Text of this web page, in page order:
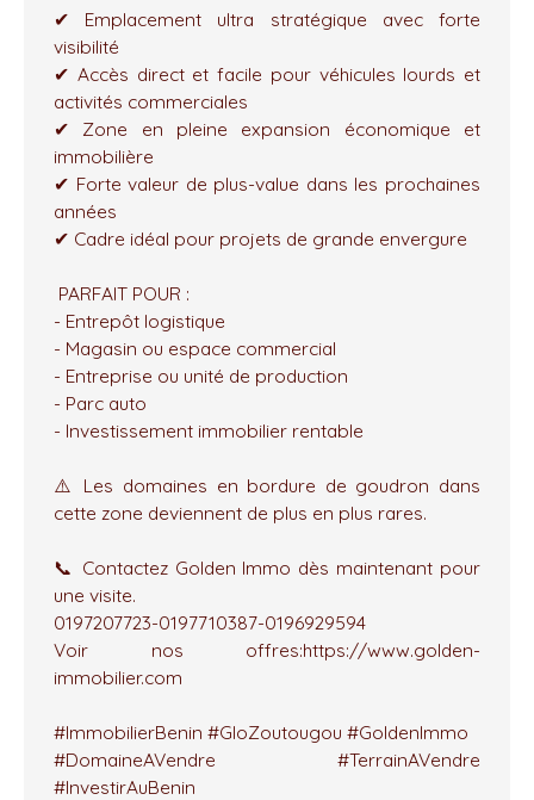
✔ Emplacement ultra stratégique avec forte
visibilité
✔ Accès direct et facile pour véhicules lourds et
activités commerciales
✔ Zone en pleine expansion économique et
immobilière
✔ Forte valeur de plus-value dans les prochaines
années
✔ Cadre idéal pour projets de grande envergure
PARFAIT POUR :
- Entrepôt logistique
- Magasin ou espace commercial
- Entreprise ou unité de production
- Parc auto
- Investissement immobilier rentable
⚠️ Les domaines en bordure de goudron dans
cette zone deviennent de plus en plus rares.
📞 Contactez Golden Immo dès maintenant pour
une visite.
0197207723-0197710387-0196929594
Voir nos offres:https://www.golden-
immobilier.com
#ImmobilierBenin #GloZoutougou #GoldenImmo
#DomaineAVendre #TerrainAVendre
#InvestirAuBenin